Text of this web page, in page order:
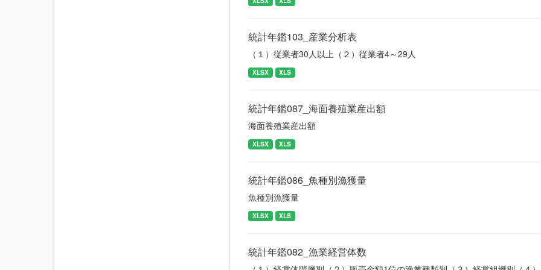
統計年鑑103_産業分析表
（１）従業者30人以上（２）従業者4～29人
XLSX XLS
統計年鑑087_海面養殖業産出額
海面養殖業産出額
XLSX XLS
統計年鑑086_魚種別漁獲量
魚種別漁獲量
XLSX XLS
統計年鑑082_漁業経営体数